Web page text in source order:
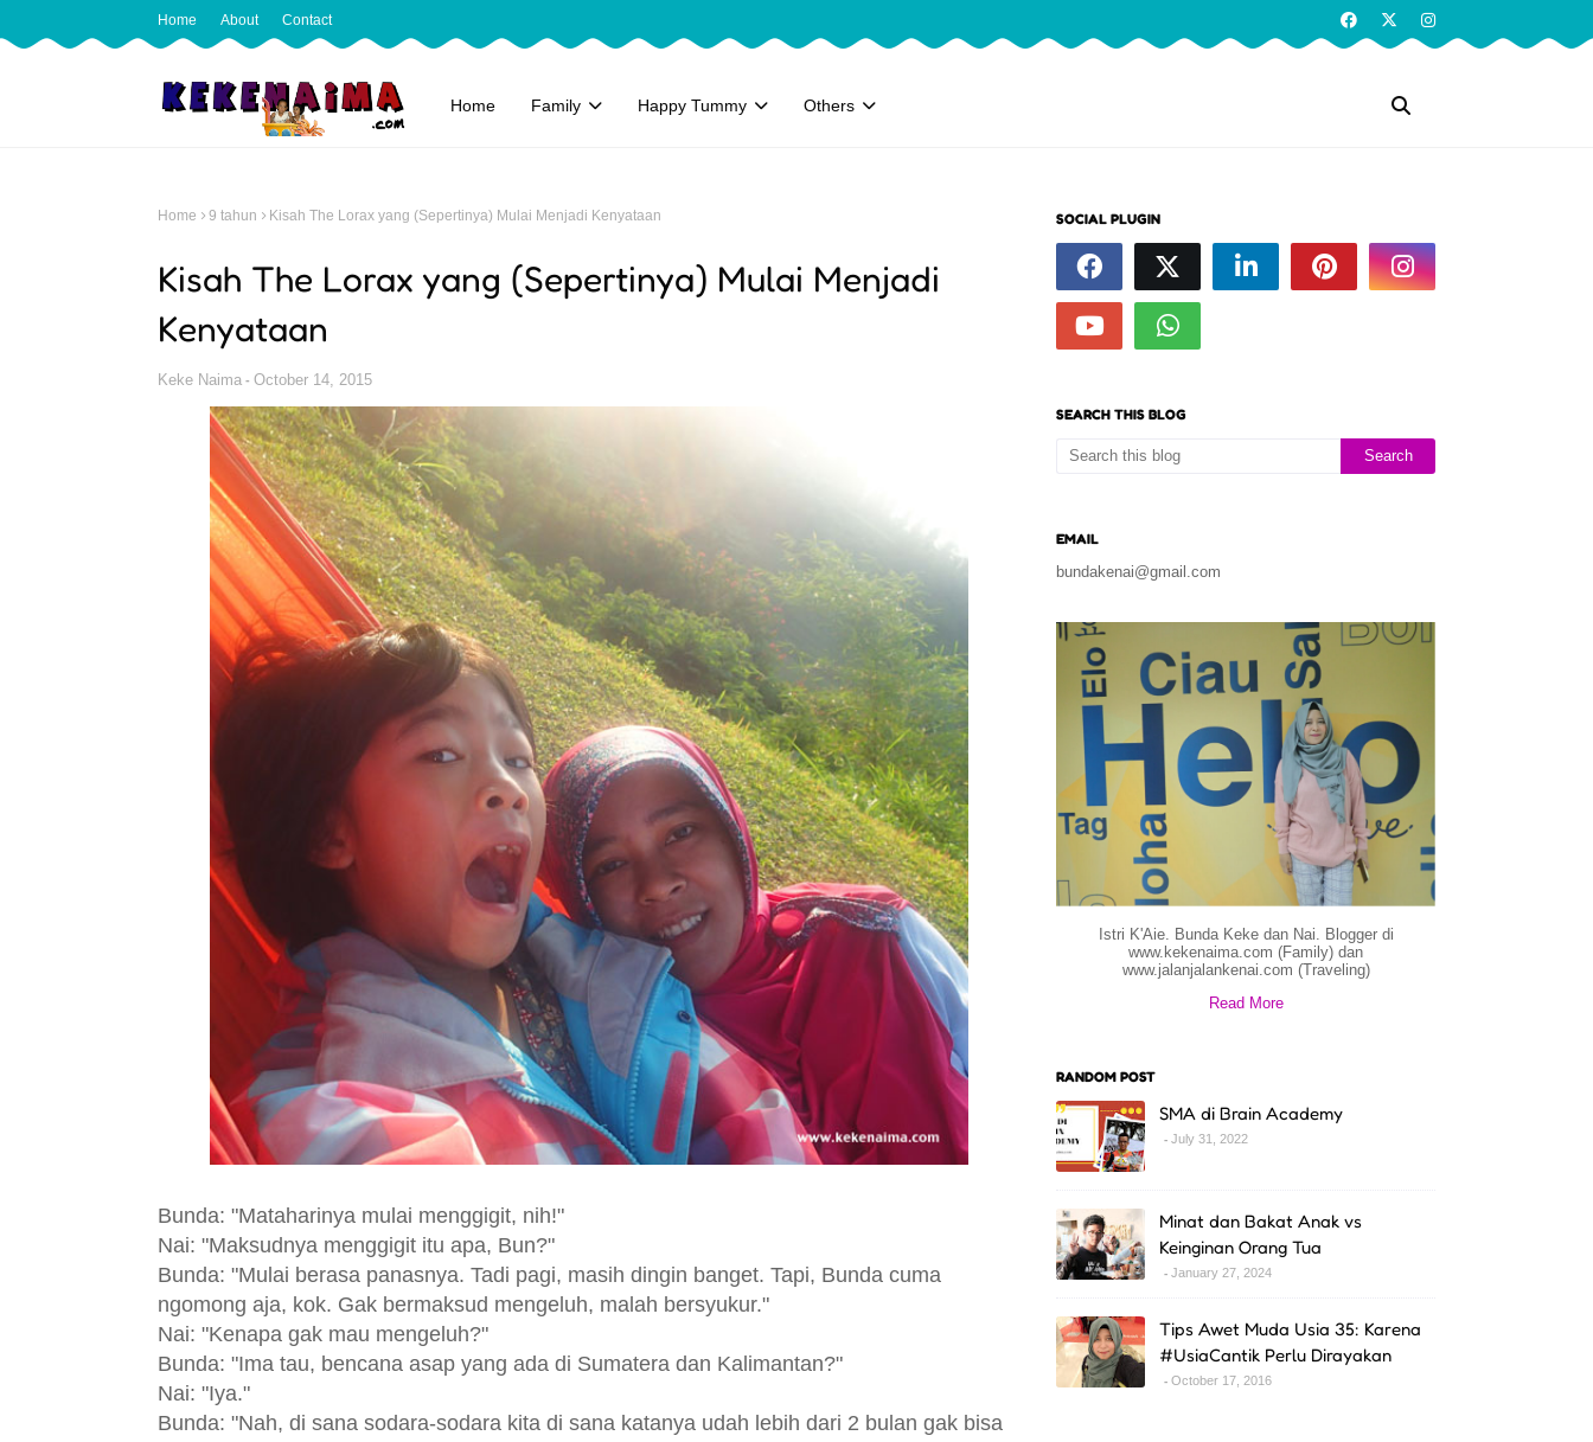
Home About Contact
Home Family Happy Tummy Others
Home 9 tahun Kisah The Lorax yang (Sepertinya) Mulai Menjadi Kenyataan
Kisah The Lorax yang (Sepertinya) Mulai Menjadi
Kenyataan
Keke Naima October 14, 2015
Bunda: "Mataharinya mulai menggigit, nih!"
Nai: "Maksudnya menggigit itu apa, Bun?"
Bunda: "Mulai berasa panasnya. Tadi pagi, masih dingin banget. Tapi, Bunda cuma
ngomong aja, kok. Gak bermaksud mengeluh, malah bersyukur."
Nai: "Kenapa gak mau mengeluh?"
Bunda: "Ima tau, bencana asap yang ada di Sumatera dan Kalimantan?"
Nai: "Iya."
Bunda: "Nah, di sana sodara-sodara kita di sana katanya udah lebih dari 2 bulan gak bisa
SOCIAL PLUGIN
SEARCH THIS BLOG
EMAIL
bundakenai@gmail.com
Istri K'Aie. Bunda Keke dan Nai. Blogger di
www.kekenaima.com (Family) dan
www.jalanjalankenai.com (Traveling)
Read More
RANDOM POST
SMA di Brain Academy
July 31, 2022
Minat dan Bakat Anak vs
Keinginan Orang Tua
January 27, 2024
Tips Awet Muda Usia 35: Karena
#UsiaCantik Perlu Dirayakan
October 17, 2016